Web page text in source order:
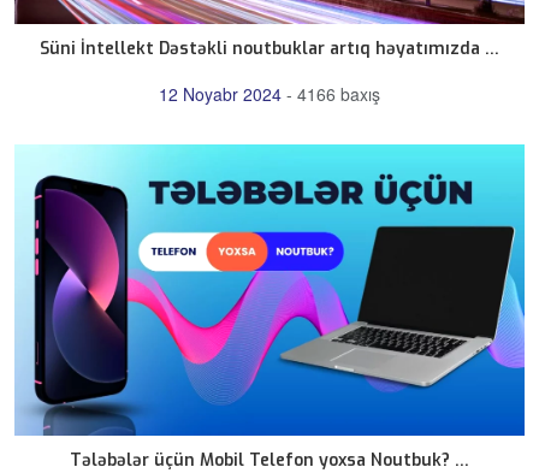
Süni İntellekt Dəstəkli noutbuklar artıq həyatımızda ...
12 Noyabr 2024 - 4166 baxış
Tələbələr üçün Mobil Telefon yoxsa Noutbuk? ...